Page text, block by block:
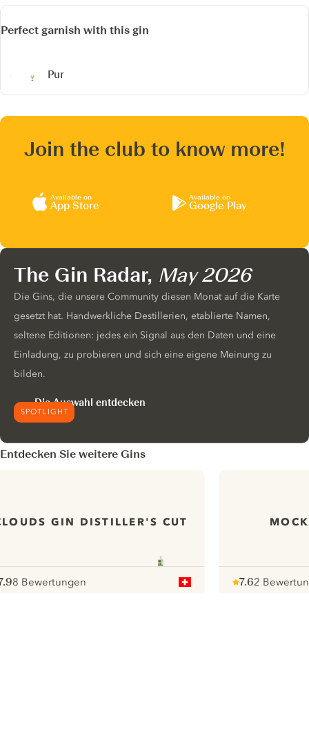
Perfect garnish with this gin
Pur
Join the club to know more!
Available on
App Store
Available on
Google Play
SPOTLIGHT
The Gin Radar, May 2026
Die Gins, die unsere Community diesen Monat auf die Karte
gesetzt hat. Handwerkliche Destillerien, etablierte Namen,
seltene Editionen: jedes ein Signal aus den Daten und eine
Einladung, zu probieren und sich eine eigene Meinung zu
bilden.
Die Auswahl entdecken
Entdecken Sie weitere Gins
GIN DISTILLER'S CUT
8 Bewertungen
7.62